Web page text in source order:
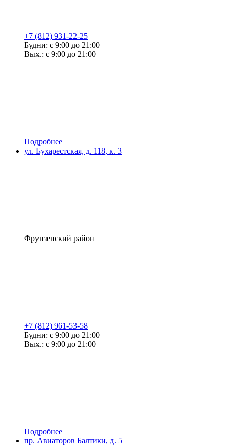
+7 (812) 931-22-25
Будни: с 9:00 до 21:00
Вых.: с 9:00 до 21:00
Подробнее
ул. Бухарестская, д. 118, к. 3
Фрунзенский район
+7 (812) 961-53-58
Будни: с 9:00 до 21:00
Вых.: с 9:00 до 21:00
Подробнее
пр. Авиаторов Балтики, д. 5